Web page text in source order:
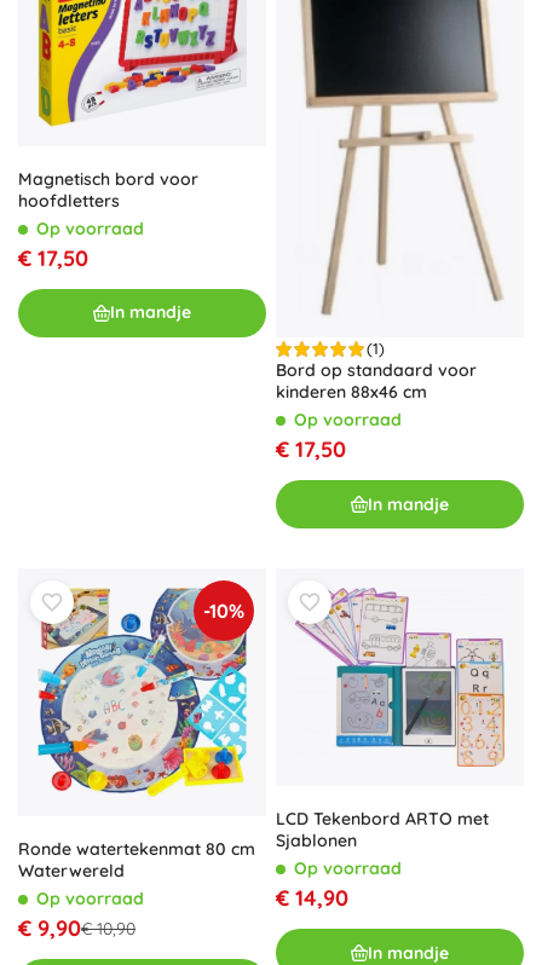
Magnetisch bord voor
hoofdletters
Op voorraad
€ 17,50
In mandje
(1)
Bord op standaard voor
kinderen 88x46 cm
Op voorraad
€ 17,50
In mandje
-10%
Ronde watertekenmat 80 cm
Waterwereld
Op voorraad
€ 9,90€ 10,90
LCD Tekenbord ARTO met
Sjablonen
Op voorraad
€ 14,90
In mandje